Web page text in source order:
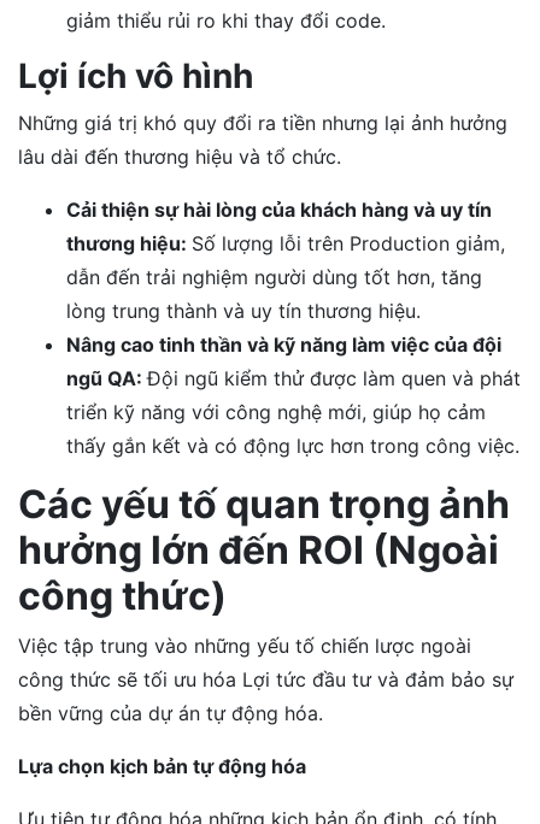
giảm thiểu rủi ro khi thay đổi code.
Lợi ích vô hình
Những giá trị khó quy đổi ra tiền nhưng lại ảnh hưởng
lâu dài đến thương hiệu và tổ chức.
Cải thiện sự hài lòng của khách hàng và uy tín
thương hiệu: Số lượng lỗi trên Production giảm,
dẫn đến trải nghiệm người dùng tốt hơn, tăng
lòng trung thành và uy tín thương hiệu.
Nâng cao tinh thần và kỹ năng làm việc của đội
ngũ QA:Đội ngũ kiểm thử được làm quen và phát
triển kỹ năng với công nghệ mới, giúp họ cảm
thấy gắn kết và có động lực hơn trong công việc.
Các yếu tố quan trọng ảnh
hưởng lớn đến ROI (Ngoài
công thức)
Việc tập trung vào những yếu tố chiến lược ngoài
công thức sẽ tối ưu hóa Lợi tức đầu tư và đảm bảo sự
bền vững của dự án tự động hóa.
Lựa chọn kịch bản tự động hóa
Ưu tiên tự động hóa những kịch bản ổn định, có tính